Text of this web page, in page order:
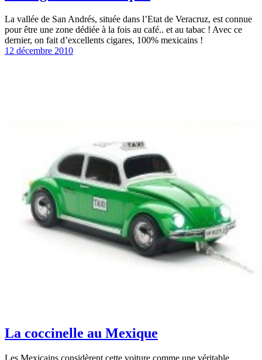
La vallée de San Andrés, située dans l’Etat de Veracruz, est connue
pour être une zone dédiée à la fois au café.. et au tabac ! Avec ce
dernier, on fait d’excellents cigares, 100% mexicains !
12 décembre 2010
La coccinelle au Mexique
Les Mexicains considèrent cette voiture comme une véritable